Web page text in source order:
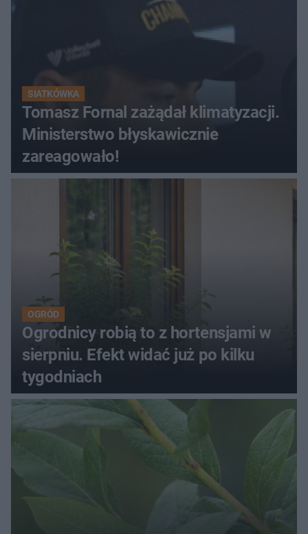
SIATKÓWKA
Tomasz Fornal zażądał klimatyzacji.
Ministerstwo błyskawicznie
zareagowało!
OGRÓD
Ogrodnicy robią to z hortensjami w
sierpniu. Efekt widać już po kilku
tygodniach